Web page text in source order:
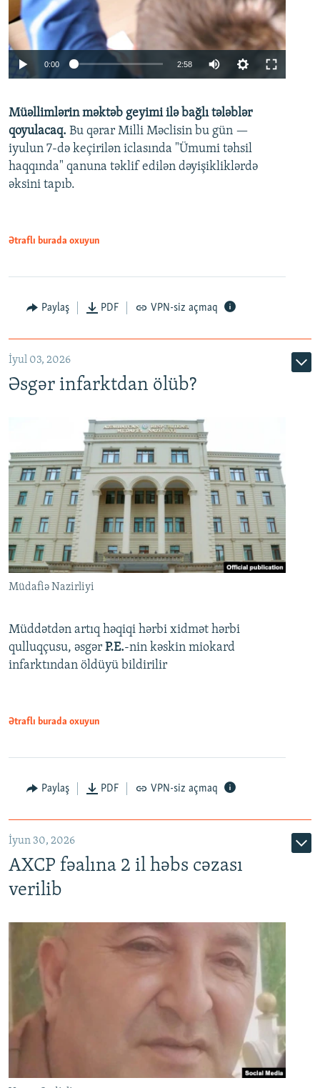
Auto 240p 360p 480p
720p 1080p
0:00 2:58
360p
480p
720p
Müəllimlərin məktəb geyimi ilə bağlı tələblər
qoyulacaq. Bu qərar Milli Məclisin bu gün —
iyulun 7-də keçirilən iclasında "Ümumi təhsil
haqqında" qanuna təklif edilən dəyişikliklərdə
əksini tapıb.
Ətraflı burada oxuyun
Paylaş PDF VPN-siz açmaq
İyul 03, 2026
Əsgər infarktdan ölüb?
Müdafiə Nazirliyi
Müddətdən artıq həqiqi hərbi xidmət hərbi
qulluqçusu, əsgər P.E.-nin kəskin miokard
infarktından öldüyü bildirilir
Ətraflı burada oxuyun
Paylaş PDF VPN-siz açmaq
İyun 30, 2026
AXCP fəalına 2 il həbs cəzası
verilib